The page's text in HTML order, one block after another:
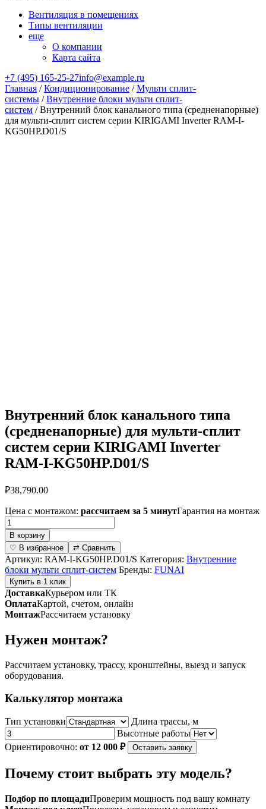
Вентиляция в помещениях
Типы вентиляции
еще
О компании
Карта сайта
+7 (495) 165-25-27info@example.ru
Главная /Кондиционирование /Мульти сплит-
системы /Внутренние блоки мульти сплит-
систем / Внутренний блок канального типа (средненапорные)
для мульти-сплит систем серии KIRIGAMI Inverter RAM-I-
KG50HP.D01/S
Внутренний блок канального типа
(средненапорные) для мульти-сплит
систем серии KIRIGAMI Inverter
RAM-I-KG50HP.D01/S
₽38,790.00
Цена с монтажом: рассчитаем за 5 минутГарантия на монтаж
Количество
товара
Внутренний
блок
канального
типа
(средненапорные)
для
мульти-
сплит
серии
KIRIGAMI
Inverter
RAM-
I-
KG50HP.D01/S
В корзину
♡ В избранное
⇄ Сравнить
Артикул: RAM-I-KG50HP.D01/S Категория: Внутренние
блоки мульти сплит-систем Бренды: FUNAI
Купить в 1 клик
ДоставкаКурьером или ТК
ОплатаКартой, счетом, онлайн
МонтажРассчитаем установку
Нужен монтаж?
Рассчитаем установку, трассу, кронштейны, выезд и запуск
оборудования.
Калькулятор монтажа
Тип установки
Длина трассы, м
Высотные работы
Ориентировочно: от 12 000 ₽ Оставить заявку
Почему стоит выбрать эту модель?
Подбор по площадиПроверим мощность под вашу комнату